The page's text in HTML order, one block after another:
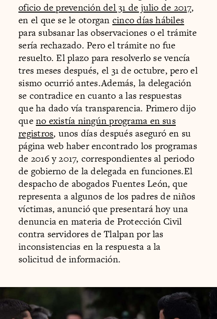
oficio de prevención del 31 de julio de 2017,
en el que se le otorgan cinco días hábiles
para subsanar las observaciones o el trámite
sería rechazado. Pero el trámite no fue
resuelto. El plazo para resolverlo se vencía
tres meses después, el 31 de octubre, pero el
sismo ocurrió antes.Además, la delegación
se contradice en cuanto a las respuestas
que ha dado vía transparencia. Primero dijo
queno existía ningún programa en sus
registros, unos días después aseguró en su
página web haber encontrado los programas
de 2016 y 2017, correspondientes al periodo
de gobierno de la delegada en funciones.El
despacho de abogados Fuentes León, que
representa a algunos de los padres de niños
víctimas, anunció que presentará hoy una
denuncia en materia de Protección Civil
contra servidores de Tlalpan por las
inconsistencias en la respuesta a la
solicitud de información.